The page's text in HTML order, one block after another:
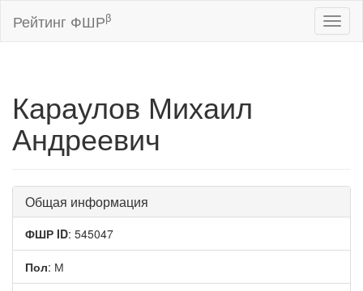
Рейтинг ФШРβ
Караулов Михаил
Андреевич
Общая информация
ФШР ID: 545047
Пол: М